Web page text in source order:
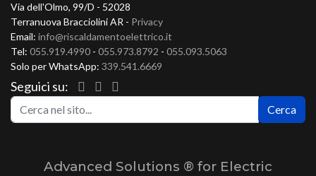
Via dell'Olmo, 99/D - 52028
Terranuova Bracciolini AR - Privacy
Email: info@riscaldamentoelettrico.it
Tel: 055.919.4990 - 055.973.8792 - 055.093.5063
Solo per WhatsApp: 339.541.6669
Seguici su:
Cerca
Advanced Solutions ® for Electric